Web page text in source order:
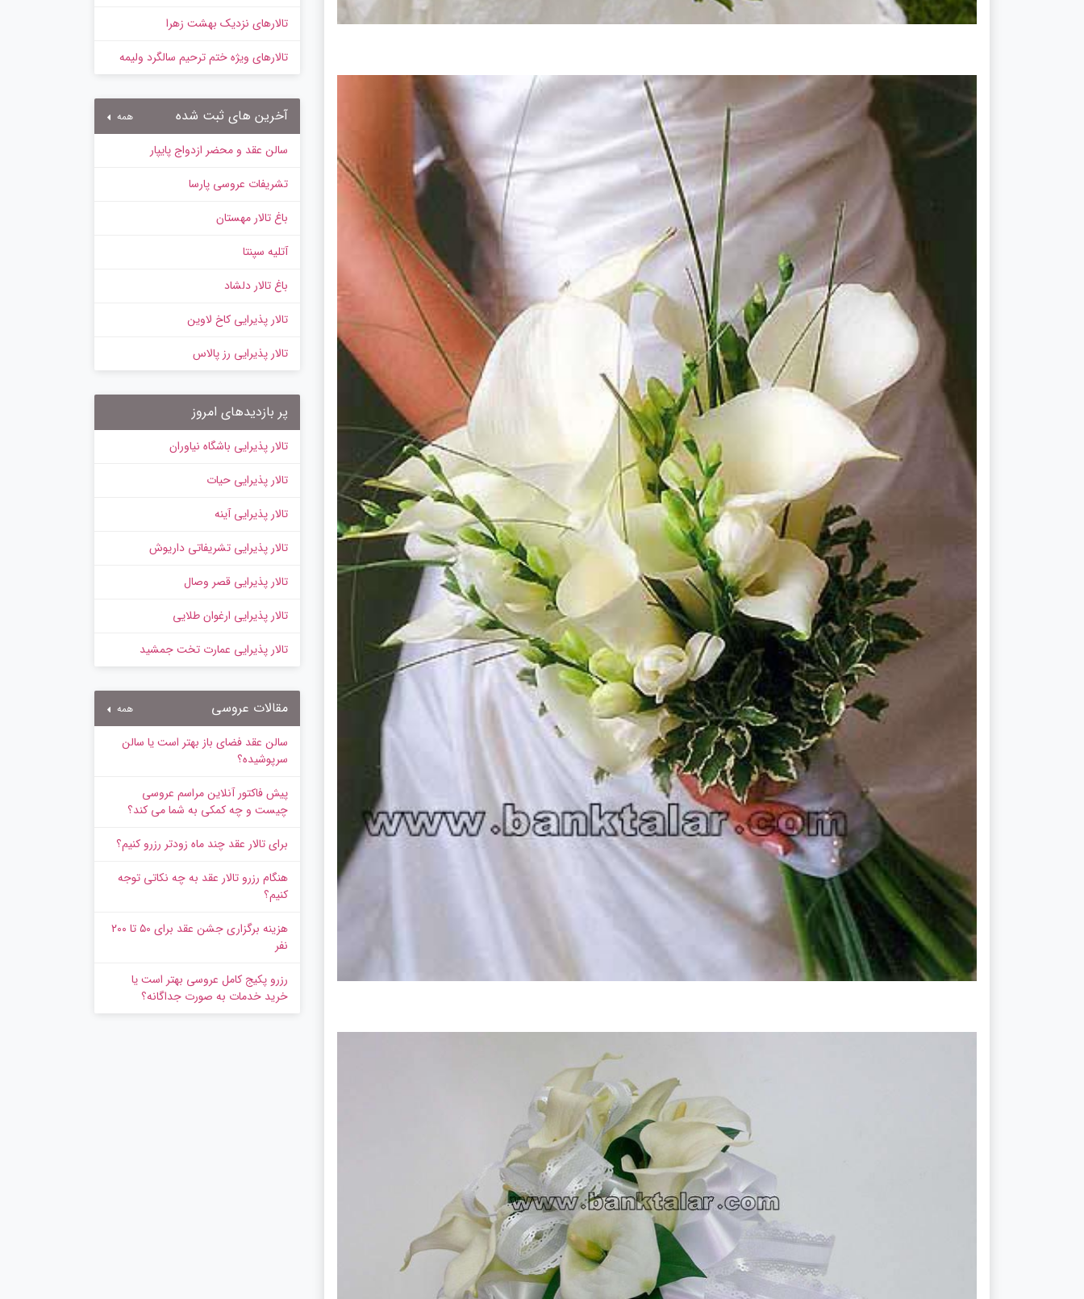
تالارهای نزدیک بهشت زهرا
تالارهای ویژه ختم ترحیم سالگرد ولیمه
آخرین های ثبت شده همه
سالن عقد و محضر ازدواج پایپار
تشریفات عروسی پارسا
باغ تالار مهستان
آتلیه سپنتا
باغ تالار دلشاد
تالار پذیرایی کاخ لاوین
تالار پذیرایی رز پالاس
پر بازدیدهای امروز
تالار پذیرایی باشگاه نیاوران
تالار پذیرایی حیات
تالار پذیرایی آینه
تالار پذیرایی تشریفاتی داریوش
تالار پذیرایی قصر وصال
تالار پذیرایی ارغوان طلایی
تالار پذیرایی عمارت تخت جمشید
مقالات عروسی همه
سالن عقد فضای باز بهتر است یا سالن
سرپوشیده؟
پیش‌ فاکتور آنلاین مراسم عروسی
چیست و چه کمکی به شما می کند؟
برای تالار عقد چند ماه زودتر رزرو کنیم؟
هنگام رزرو تالار عقد به چه نکاتی توجه
کنیم؟
هزینه برگزاری جشن عقد برای ۵۰ تا ۲۰۰
نفر
رزرو پکیج کامل عروسی بهتر است یا
خرید خدمات به‌ صورت جداگانه؟